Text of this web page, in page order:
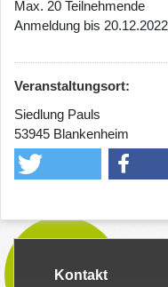
Max. 20 Teilnehmende
Anmeldung bis 20.12.2022
Veranstaltungsort:
Siedlung Pauls
53945 Blankenheim
Kontakt